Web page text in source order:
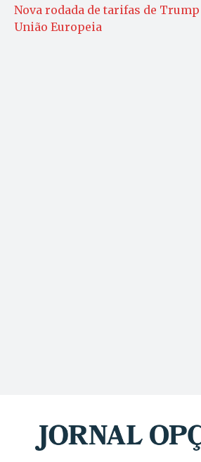
Nova rodada de tarifas de
União Europeia